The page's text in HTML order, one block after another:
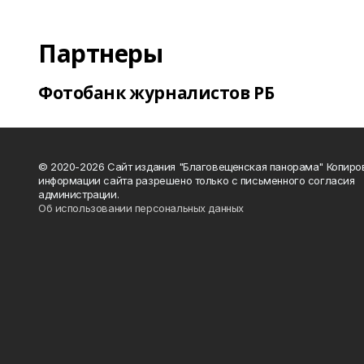
Партнеры
Фотобанк журналистов РБ
© 2020-2026 Сайт издания "Благовещенская панорама"
информации сайта разрешено только с письменного согласия
администрации.
Об использовании персональных данных